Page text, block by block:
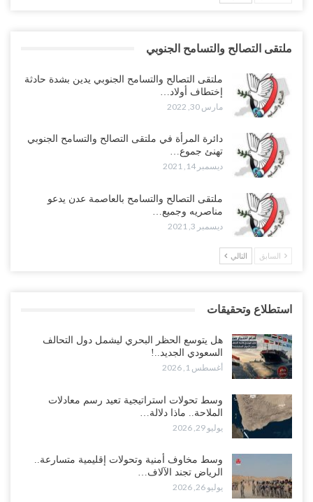
ملتقى التصالح والتسامح الجنوبي
ملتقى التصالح والتسامح الجنوبي يدين بشدة حادثة
إختطاف أولاد…
مارس 30, 2022
دائرة المرأة في ملتقى التصالح والتسامح الجنوبي
تهنئ جموع…
ديسمبر 14, 2021
ملتقى التصالح والتسامح بالعاصمة عدن يدعو
مناصريه وجميع…
ديسمبر 3, 2021
السابق التالي
استطلاع وتحقيقات
هل يتوسع الحظر البحري ليشمل دول التحالف
السعودي الجديد..!
أغسطس 1, 2026
وسط تحولات استراتيجية تعيد رسم معادلات
الملاحة.. ماذا دلالة…
يوليو 29, 2026
وسط مخاوف أمنية وتحولات إقليمية متسارعة..
الرياض تجند الآلاف…
يوليو 26, 2026